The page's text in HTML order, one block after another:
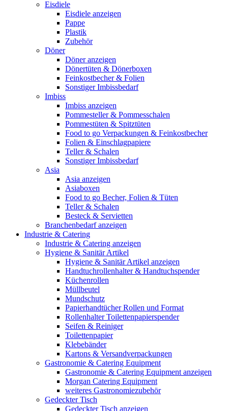
Eisdiele
Eisdiele anzeigen
Pappe
Plastik
Zubehör
Döner
Döner anzeigen
Dönertüten & Dönerboxen
Feinkostbecher & Folien
Sonstiger Imbissbedarf
Imbiss
Imbiss anzeigen
Pommesteller & Pommesschalen
Pommestüten & Spitztüten
Food to go Verpackungen & Feinkostbecher
Folien & Einschlagpapiere
Teller & Schalen
Sonstiger Imbissbedarf
Asia
Asia anzeigen
Asiaboxen
Food to go Becher, Folien & Tüten
Teller & Schalen
Besteck & Servietten
Branchenbedarf anzeigen
Industrie & Catering
Industrie & Catering anzeigen
Hygiene & Sanitär Artikel
Hygiene & Sanitär Artikel anzeigen
Handtuchrollenhalter & Handtuchspender
Küchenrollen
Müllbeutel
Mundschutz
Papierhandtücher Rollen und Format
Rollenhalter Toilettenpapierspender
Seifen & Reiniger
Toilettenpapier
Klebebänder
Kartons & Versandverpackungen
Gastronomie & Catering Equipment
Gastronomie & Catering Equipment anzeigen
Morgan Catering Equipment
weiteres Gastronomiezubehör
Gedeckter Tisch
Gedeckter Tisch anzeigen